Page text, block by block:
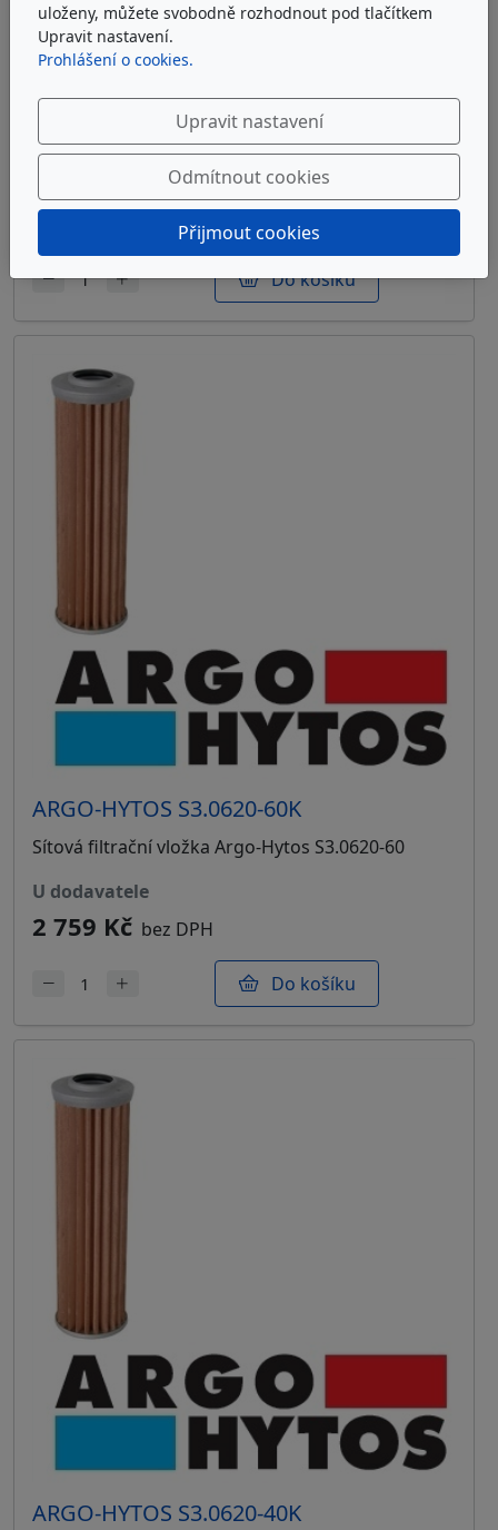
ARGO-HYTOS S2.1217-03K
Sítová filtrační vložka Argo-Hytos S2.1217-03K
7 472 Kč bez DPH
Do košíku
ARGO-HYTOS S3.0620-60K
Sítová filtrační vložka Argo-Hytos S3.0620-60
u dodavatele
2 759 Kč bez DPH
Do košíku
ARGO-HYTOS S3.0620-40K
uloženy, můžete svobodně rozhodnout pod tlačítkem
Upravit nastavení.
Prohlášení o cookies.
Upravit nastavení
Odmítnout cookies
Přijmout cookies